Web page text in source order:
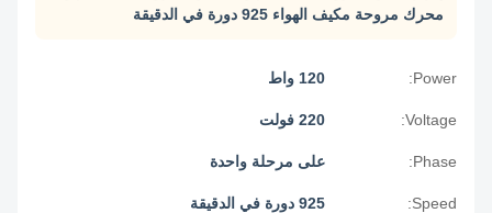
محرك مروحة مكيف الهواء 925 دورة في الدقيقة
Power:
Voltage:
Phase: على مرحلة واحدة
Speed: